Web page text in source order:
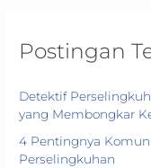
Postingan
Detektif
yang Membongkar
4 Pentingnya
Perselingkuhan